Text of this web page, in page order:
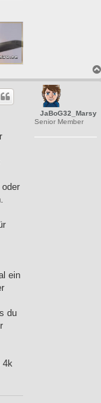
JaBoG32_Marsy
Senior Member
ein
du
4k